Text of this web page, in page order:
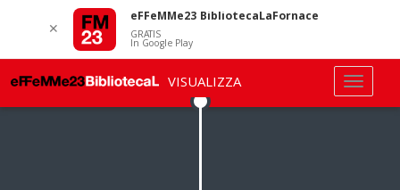
✕
eFFeMMe23 BibliotecaLaFornace
GRATIS
In Google Play
VISUALIZZA